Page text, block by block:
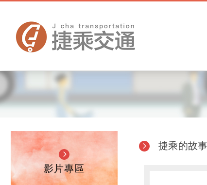
影片專區
捷乘的故事